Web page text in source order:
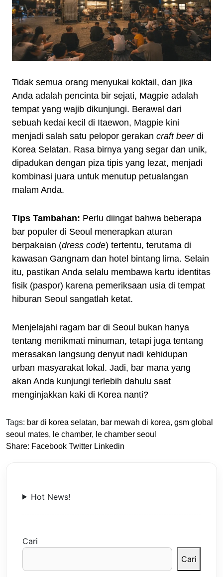
Tidak semua orang menyukai koktail, dan jika
Anda adalah pencinta bir sejati, Magpie adalah
tempat yang wajib dikunjungi. Berawal dari
sebuah kedai kecil di Itaewon, Magpie kini
menjadi salah satu pelopor gerakan craft beerdi
Korea Selatan. Rasa birnya yang segar dan unik,
dipadukan dengan piza tipis yang lezat, menjadi
kombinasi juara untuk menutup petualangan
malam Anda.
Tips Tambahan: Perlu diingat bahwa beberapa
bar populer di Seoul menerapkan aturan
berpakaian (dress code) tertentu, terutama di
kawasan Gangnam dan hotel bintang lima. Selain
itu, pastikan Anda selalu membawa kartu identitas
fisik (paspor) karena pemeriksaan usia di tempat
hiburan Seoul sangatlah ketat.
Menjelajahi ragam bar di Seoul bukan hanya
tentang menikmati minuman, tetapi juga tentang
merasakan langsung denyut nadi kehidupan
urban masyarakat lokal. Jadi, bar mana yang
akan Anda kunjungi terlebih dahulu saat
menginjakkan kaki di Korea nanti?
Tags: bar di korea selatan, bar mewah di korea, gsm global
seoul mates, le chamber, le chamber seoul
Share: Facebook Twitter Linkedin
Hot News!
Cari
Cari